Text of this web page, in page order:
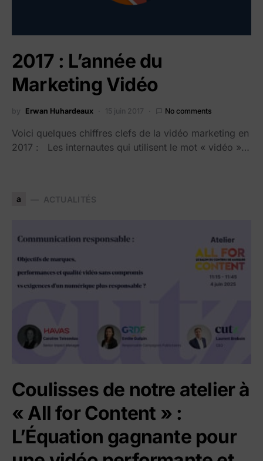
2017 : L’année du
Marketing Vidéo
by Erwan Huhardeaux 15 juin 2017 No comments
Voici quelques chiffres clefs de la vidéo marketing en
2017 : Les internautes qui utilisent le mot « vidéo »…
a ACTUALITÉS
Coulisses de notre atelier à
« All for Content » :
L’Équation gagnante pour